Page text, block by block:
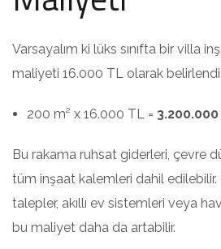
Varsayalım ki lüks sınıfta bir villa
maliyeti 16.000 TL olarak
200 m² x 16.000 TL =
Bu rakama ruhsat giderleri, çevre
tüm inşaat kalemleri dahil
talepler, akıllı ev sistemleri veya
bu maliyet daha da artabilir.